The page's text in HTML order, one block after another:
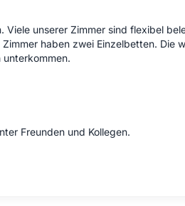
unserer Zimmer sind flexibel
haben zwei Einzelbetten. Die
Freunden und Kollegen.